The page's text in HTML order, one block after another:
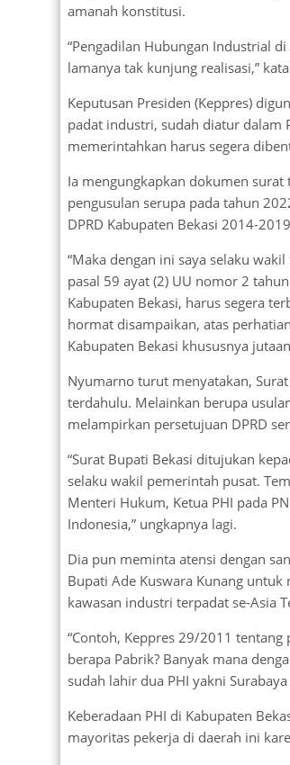
amanah konstitusi.
“Pengadilan Hubungan Industrial
lamanya tak kunjung realisasi,”
Keputusan Presiden (Keppres)
padat industri, sudah diatur dalam
memerintahkan harus segera
Ia mengungkapkan dokumen
pengusulan serupa pada tahun
DPRD Kabupaten Bekasi 2014-
“Maka dengan ini saya selaku
pasal 59 ayat (2) UU nomor 2
Kabupaten Bekasi, harus segera
hormat disampaikan, atas
Kabupaten Bekasi khususnya
Nyumarno turut menyatakan,
terdahulu. Melainkan berupa
melampirkan persetujuan DPRD
“Surat Bupati Bekasi ditujukan
selaku wakil pemerintah pusat.
Menteri Hukum, Ketua PHI pada
Indonesia,” ungkapnya lagi.
Dia pun meminta atensi dengan
Bupati Ade Kuswara Kunang
kawasan industri terpadat se-Asia
“Contoh, Keppres 29/2011 tentang
berapa Pabrik? Banyak mana
sudah lahir dua PHI yakni
Keberadaan PHI di Kabupaten
mayoritas pekerja di daerah ini